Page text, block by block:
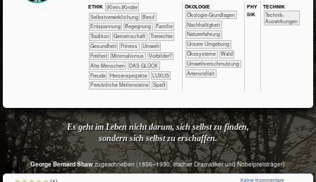
ETHIK (Klein-)Kinder
​​​​​​​​​​​​​​​​​​​​​​​​​​​​​​​​​​​​​​​​Selbst­verwirklichung
​​​​​​​​​​​​​​​Beruf
​​​​​​​​​​​​​Entspannung
​​​​​​​​​​​​Begegnung
​​​​​​​​​​​Familie
​​​​​​​​​​​Tradition
​​​​​​​​​​Gemeinschaft
​​​​​​​​Tierrechte
​​​​​​Gesundheit
​​​​​Fitness
​​​​​Umwelt
​​​Freiheit
​​Minimalismus
​​Vorbilder?
Alte Menschen
DAS GLÜCK
Freude
Herzensprojekte
LUXUS
Persönliche Meilensteine
Spaß
ÖKO​LOGIE
​​​​​​​​​​​​​​​​Ökologie-Grundlagen
​​​​​​​​​​​​​​​Nachhaltigkeit
​​​​​​​​​​​​​Naturerfahrung
​​​​​​​​​​​​​Unsere Umgebung
​​​​​​​​​​​Ökosysteme
​​​​​​​​​​Wald
​​Umweltverschmutzung
Artenvielfalt
PHY​
SIK
TECH​NIK
​​​​​​Technik-
Auswirkungen
Es geht im Leben nicht darum, sich selbst zu finden,
sondern sich selbst zu erschaffen.
George Bernard Shawzugeschrieben (1856–1950, irischer Dramatiker und Nobelpreisträger).
Keine Kommentare